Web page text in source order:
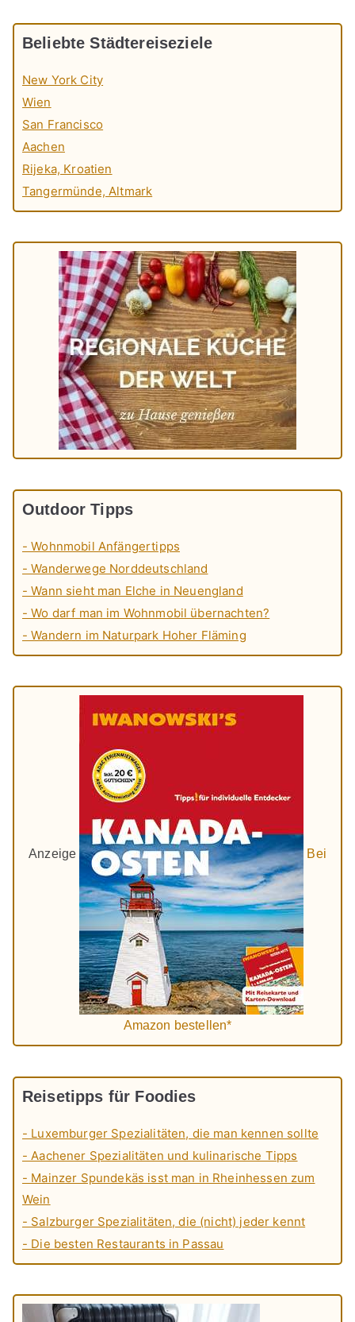
Beliebte Städtereiseziele
New York City
Wien
San Francisco
Aachen
Rijeka, Kroatien
Tangermünde, Altmark
Outdoor Tipps
- Wohnmobil Anfängertipps
- Wanderwege Norddeutschland
- Wann sieht man Elche in Neuengland
- Wo darf man im Wohnmobil übernachten?
- Wandern im Naturpark Hoher Fläming
Anzeige Bei
Amazon bestellen*
Reisetipps für Foodies
- Luxemburger Spezialitäten, die man kennen sollte
- Aachener Spezialitäten und kulinarische Tipps
- Mainzer Spundekäs isst man in Rheinhessen zum
Wein
- Salzburger Spezialitäten, die (nicht) jeder kennt
- Die besten Restaurants in Passau